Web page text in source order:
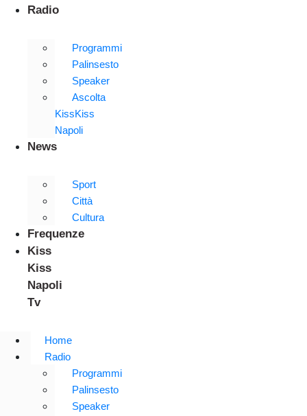
Radio
Programmi
Palinsesto
Speaker
Ascolta
KissKiss
Napoli
News
Sport
Città
Cultura
Frequenze
Kiss
Kiss
Napoli
Tv
Home
Radio
Programmi
Palinsesto
Speaker